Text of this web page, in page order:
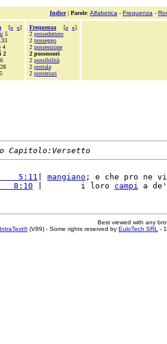
Indice| Parole: Alfabetica - Frequenza -
[« »]
5
4
2
Frequenza [« »]
2 possedettero
2 posseggo
2 possessione
2 possessori
2 possibilità
2 postala
2 posteriori
Capitolo:Versetto
5:11 mangiano ; e che pro ne
8:10 |        i loro campi a
Best viewed with any
IntraText®(V89) - Some rights reserved by EuloTech SRL -